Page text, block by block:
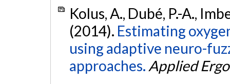
Kolus, A., Dubé, P.-A.,
(2014). Estimating
using adaptive neuro-
approaches. Applied